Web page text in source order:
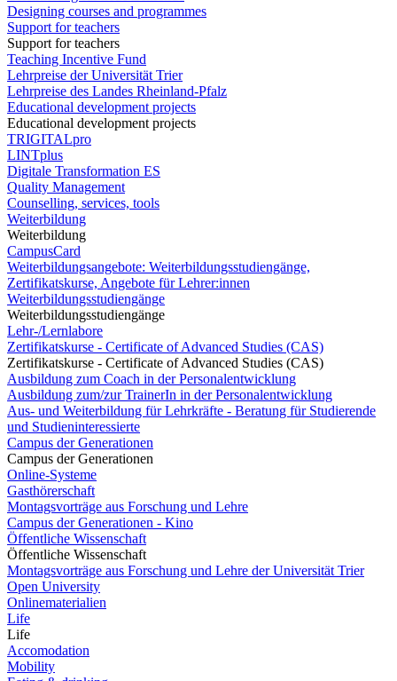
Designing courses and programmes
Support for teachers
Support for teachers
Teaching Incentive Fund
Lehrpreise der Universität Trier
Lehrpreise des Landes Rheinland-Pfalz
Educational development projects
Educational development projects
TRIGITALpro
LINTplus
Digitale Transformation ES
Quality Management
Counselling, services, tools
Weiterbildung
Weiterbildung
CampusCard
Weiterbildungsangebote: Weiterbildungsstudiengänge,
Zertifikatskurse, Angebote für Lehrer:innen
Weiterbildungsstudiengänge
Weiterbildungsstudiengänge
Lehr-/Lernlabore
Zertifikatskurse - Certificate of Advanced Studies (CAS)
Zertifikatskurse - Certificate of Advanced Studies (CAS)
Ausbildung zum Coach in der Personalentwicklung
Ausbildung zum/zur TrainerIn in der Personalentwicklung
Aus- und Weiterbildung für Lehrkräfte - Beratung für Studierende
und Studieninteressierte
Campus der Generationen
Campus der Generationen
Online-Systeme
Gasthörerschaft
Montagsvorträge aus Forschung und Lehre
Campus der Generationen - Kino
Öffentliche Wissenschaft
Öffentliche Wissenschaft
Montagsvorträge aus Forschung und Lehre der Universität Trier
Open University
Onlinematerialien
Life
Life
Accomodation
Mobility